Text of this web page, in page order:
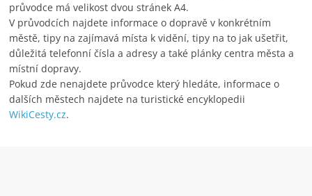
průvodce má velikost dvou stránek A4.
V průvodcích najdete informace o dopravě v konkrétním
městě, tipy na zajímavá místa k vidění, tipy na to jak ušetřit,
důležitá telefonní čísla a adresy a také plánky centra města a
místní dopravy.
Pokud zde nenajdete průvodce který hledáte, informace o
dalších městech najdete na turistické encyklopedii
WikiCesty.cz.